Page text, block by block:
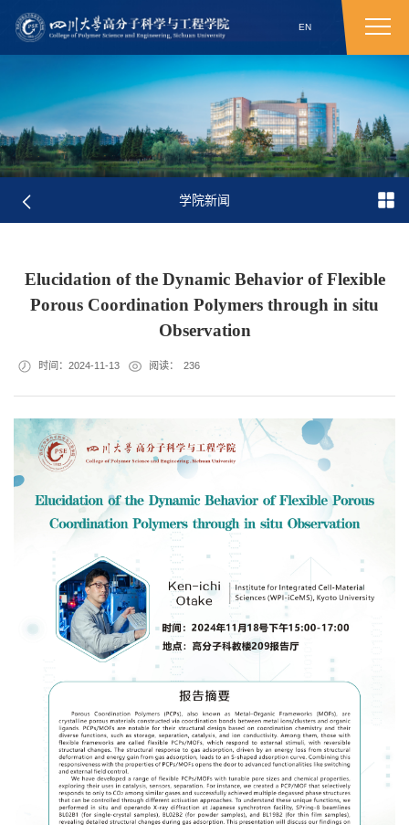
EN
学院新闻
Elucidation of the Dynamic Behavior of Flexible
Porous Coordination Polymers through in situ
Observation
时间：2024-11-13 阅读： 236